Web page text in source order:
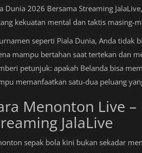
Dunia 2026 Bersama Streaming
kekuatan mental dan taktis masing-
seperti Piala Dunia, Anda tidak
mampu bertahan saat tertekan dan
petunjuk: apakah Belanda bisa
memanfaatkan satu-dua peluang
Menonton Live
JalaLive
sepak bola kini bukan sekadar